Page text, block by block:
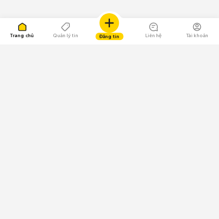
Trang chủ Quản lý tin Đăng tin Liên hệ Tài khoản